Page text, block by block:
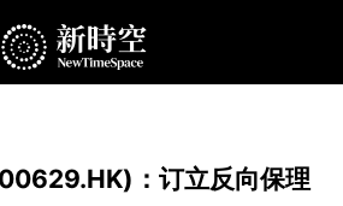
：订立反向保理